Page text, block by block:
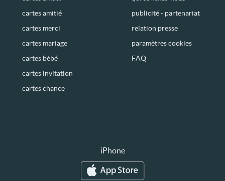
cartes amitié
cartes merci
cartes mariage
cartes bébé
cartes invitation
cartes chance
publicité - partenariat
relation presse
paramètres cookies
FAQ
iPhone